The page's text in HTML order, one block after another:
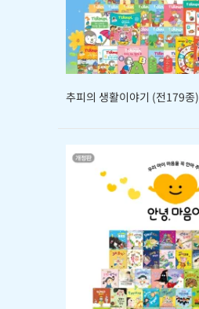
추피의 생활이야기 (전179종)